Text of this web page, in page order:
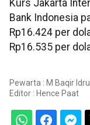
Kurs Jakarta
Bank Indonesia
Rp16.424 per
Rp16.535 per
Pewarta : M Baqir
Editor : Hence Paat